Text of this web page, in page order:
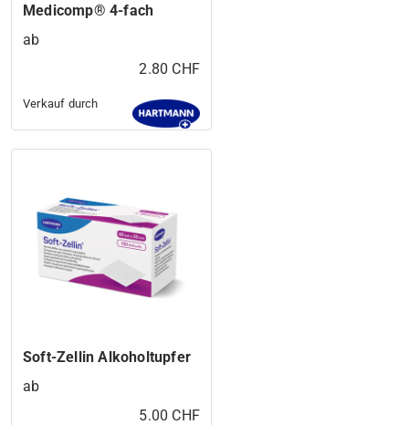
Medicomp® 4-fach
ab
2.80 CHF
Verkauf durch
Soft-Zellin Alkoholtupfer
ab
5.00 CHF